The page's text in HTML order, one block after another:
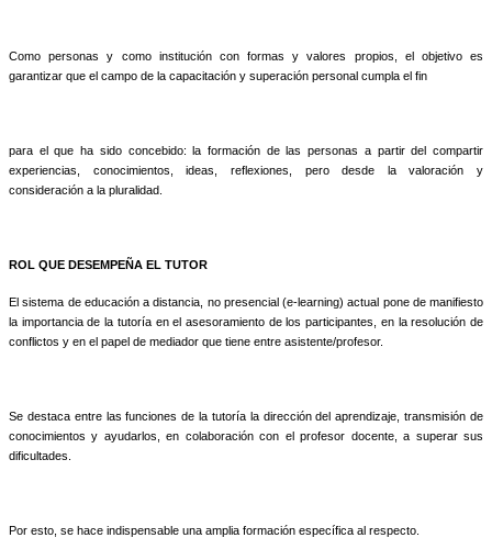
Como personas y como institución con formas y valores propios, el objetivo es
garantizar que el campo de la capacitación y superación personal cumpla el fin
para el que ha sido concebido: la formación de las personas a partir del compartir
experiencias, conocimientos, ideas, reflexiones, pero desde la valoración y
consideración a la pluralidad.
ROL QUE DESEMPEÑA EL TUTOR
El sistema de educación a distancia, no presencial (e-learning) actual pone de manifiesto
la importancia de la tutoría en el asesoramiento de los participantes, en la resolución de
conflictos y en el papel de mediador que tiene entre asistente/profesor.
Se destaca entre las funciones de la tutoría la dirección del aprendizaje, transmisión de
conocimientos y ayudarlos, en colaboración con el profesor docente, a superar sus
dificultades.
Por esto, se hace indispensable una amplia formación específica al respecto.